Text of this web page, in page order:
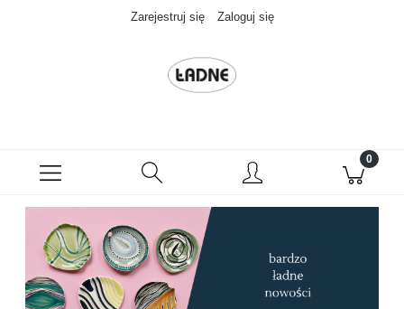
Zarejestruj się Zaloguj się